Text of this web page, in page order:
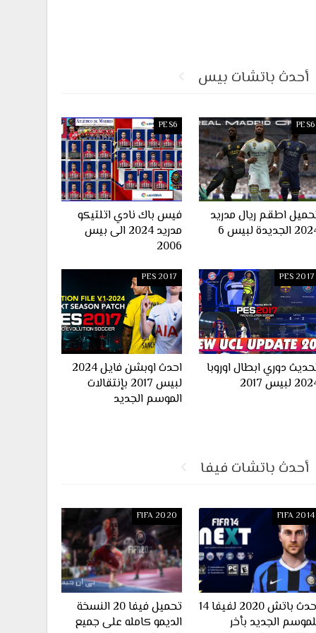
أحدث باتشات بيس
PES6
اطقم ريال مدريد
لبيس 6
PES6
فيس باك نادي اتلتيكو
مدريد 2024 الى بيس
2006
PES 2017
دوري ابطال اوروبا
لبيس 2017
PES 2017
احدث اوبشن فايل 2024
لبيس 2017 بإنتقالات
الموسم الجديد
أحدث باتشات فيفا
FIFA 2014
احدث باتش 2020 لفيفا 14
الجديد بأخر
FIFA 2020
تحميل فيفا 20 النسخة
الديمو كامله على جميع